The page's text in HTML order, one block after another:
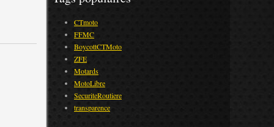
CTmoto
FFMC
BoycottCTMoto
ZFE
Motards
MotoLibre
SecuriteRoutiere
transparence